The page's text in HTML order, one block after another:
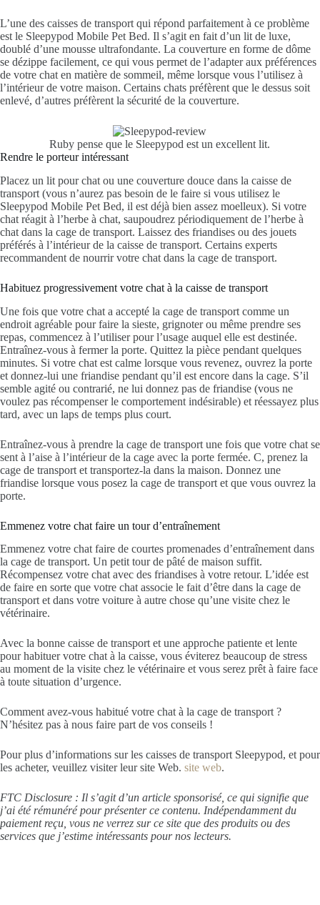
L’une des caisses de transport qui répond parfaitement à ce problème
est le Sleepypod Mobile Pet Bed. Il s’agit en fait d’un lit de luxe,
doublé d’une mousse ultrafondante. La couverture en forme de dôme
se dézippe facilement, ce qui vous permet de l’adapter aux préférences
de votre chat en matière de sommeil, même lorsque vous l’utilisez à
l’intérieur de votre maison. Certains chats préfèrent que le dessus soit
enlevé, d’autres préfèrent la sécurité de la couverture.
Ruby pense que le Sleepypod est un excellent lit.
Rendre le porteur intéressant
Placez un lit pour chat ou une couverture douce dans la caisse de
transport (vous n’aurez pas besoin de le faire si vous utilisez le
Sleepypod Mobile Pet Bed, il est déjà bien assez moelleux). Si votre
chat réagit à l’herbe à chat, saupoudrez périodiquement de l’herbe à
chat dans la cage de transport. Laissez des friandises ou des jouets
préférés à l’intérieur de la caisse de transport. Certains experts
recommandent de nourrir votre chat dans la cage de transport.
Habituez progressivement votre chat à la caisse de transport
Une fois que votre chat a accepté la cage de transport comme un
endroit agréable pour faire la sieste, grignoter ou même prendre ses
repas, commencez à l’utiliser pour l’usage auquel elle est destinée.
Entraînez-vous à fermer la porte. Quittez la pièce pendant quelques
minutes. Si votre chat est calme lorsque vous revenez, ouvrez la porte
et donnez-lui une friandise pendant qu’il est encore dans la cage. S’il
semble agité ou contrarié, ne lui donnez pas de friandise (vous ne
voulez pas récompenser le comportement indésirable) et réessayez plus
tard, avec un laps de temps plus court.
Entraînez-vous à prendre la cage de transport une fois que votre chat se
sent à l’aise à l’intérieur de la cage avec la porte fermée. C, prenez la
cage de transport et transportez-la dans la maison. Donnez une
friandise lorsque vous posez la cage de transport et que vous ouvrez la
porte.
Emmenez votre chat faire un tour d’entraînement
Emmenez votre chat faire de courtes promenades d’entraînement dans
la cage de transport. Un petit tour de pâté de maison suffit.
Récompensez votre chat avec des friandises à votre retour. L’idée est
de faire en sorte que votre chat associe le fait d’être dans la cage de
transport et dans votre voiture à autre chose qu’une visite chez le
vétérinaire.
Avec la bonne caisse de transport et une approche patiente et lente
pour habituer votre chat à la caisse, vous éviterez beaucoup de stress
au moment de la visite chez le vétérinaire et vous serez prêt à faire face
à toute situation d’urgence.
Comment avez-vous habitué votre chat à la cage de transport ?
N’hésitez pas à nous faire part de vos conseils !
Pour plus d’informations sur les caisses de transport Sleepypod, et pour
les acheter, veuillez visiter leur site Web. site web.
FTC Disclosure : Il s’agit d’un article sponsorisé, ce qui signifie que
j’ai été rémunéré pour présenter ce contenu. Indépendamment du
paiement reçu, vous ne verrez sur ce site que des produits ou des
services que j’estime intéressants pour nos lecteurs.